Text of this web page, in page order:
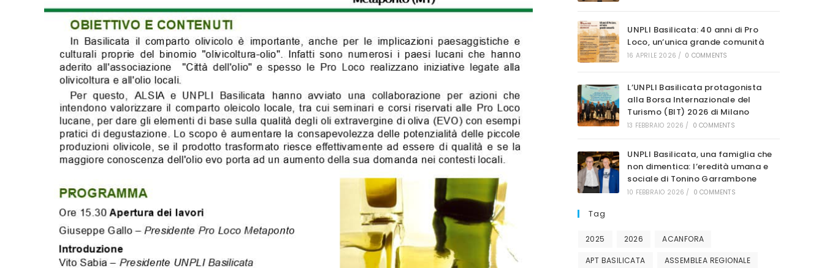
sito
web
UNPLI Basilicata: 40 anni di Pro
Loco, un’unica grande comunità
16 APRILE 2026 / 0 COMMENTS
L’UNPLI Basilicata protagonista
alla Borsa Internazionale del
Turismo (BIT) 2026 di Milano
13 FEBBRAIO 2026 / 0 COMMENTS
UNPLI Basilicata, una famiglia che
non dimentica: l’eredità umana e
sociale di Tonino Garrambone
10 FEBBRAIO 2026 / 0 COMMENTS
Tag
2025 2026 ACANFORA
APT BASILICATA ASSEMBLEA REGIONALE